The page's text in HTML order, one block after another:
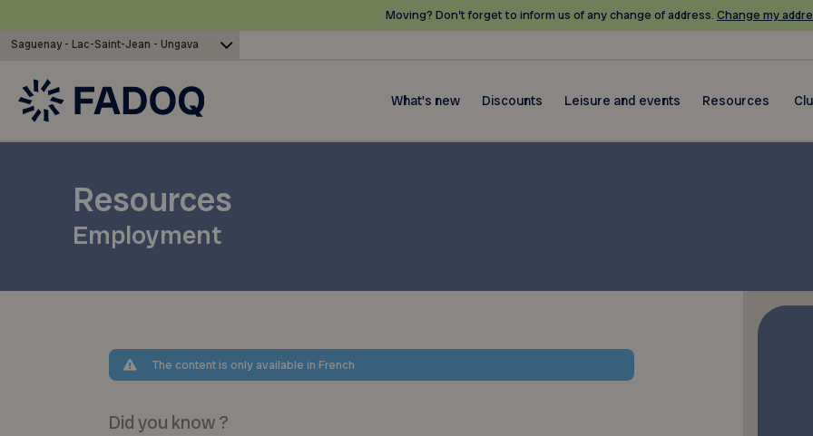
Moving? Don’t forget to inform us of any change of address. Change my
Saguenay - Lac-Saint-Jean - Ungava
What's new Discounts Leisure and events Resources
Resources
Employment
The content is only available in French
Did you know ?